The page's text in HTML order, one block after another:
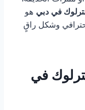
في دبي هو
وشكل راقٍ
في